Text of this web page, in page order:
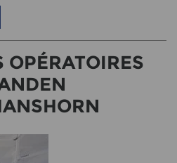
OPÉRATOIRES